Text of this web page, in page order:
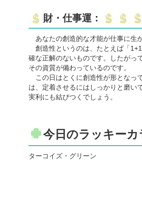
財・仕事運：
あなたの創造的な才能が仕事に生
創造性というのは、たとえば「
確な正解のないものです。したがっ
その資質が備わっているのです。
この日はとくに創造性が形となっ
は、定着させるにはしっかりと磨い
実利にも結びつくでしょう。
今日のラッキーカ
ターコイズ・グリーン